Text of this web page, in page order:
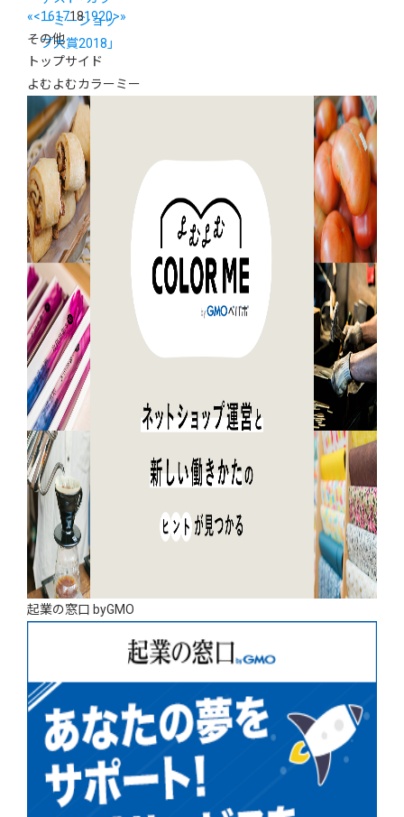
ーミーショッ
プ大賞2018」
«<1617181920>»
その他
トップサイド
よむよむカラーミー
起業の窓口 byGMO